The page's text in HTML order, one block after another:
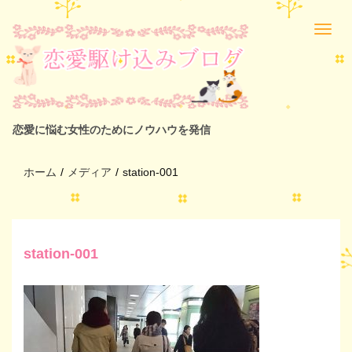
恋愛に悩む女性のためにノウハウを発信
ホーム / メディア / station-001
station-001